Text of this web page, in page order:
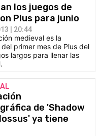
los juegos de
Plus para junio
| 20:44
medieval es la
primer mes de Plus del
largos para llenar las
de 'Shadow
ya tiene